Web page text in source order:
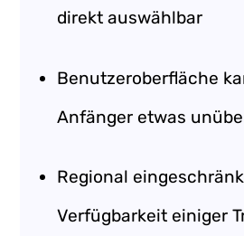
direkt auswählbar
Benutzeroberfläche
Anfänger etwas
Regional
Verfügbarkeit einiger